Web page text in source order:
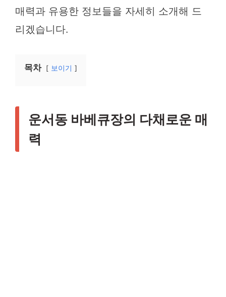
매력과 유용한 정보들을 자세히 소개해 드
리겠습니다.
목차 보이기
운서동 바베큐장의 다채로운 매
력